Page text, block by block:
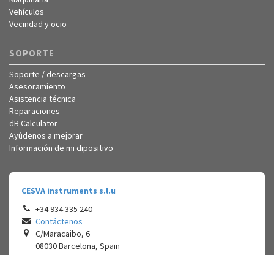
Vehículos
Vecindad y ocio
SOPORTE
Soporte / descargas
Asesoramiento
Asistencia técnica
Reparaciones
dB Calculator
Ayúdenos a mejorar
Información de mi dipositivo
CESVA instruments s.l.u
+34 934 335 240
Contáctenos
C/Maracaibo, 6
08030Barcelona, Spain